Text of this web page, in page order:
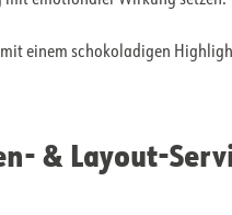
einem schokoladigen
& Layout-